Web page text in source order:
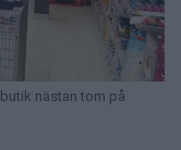
nästan tom på